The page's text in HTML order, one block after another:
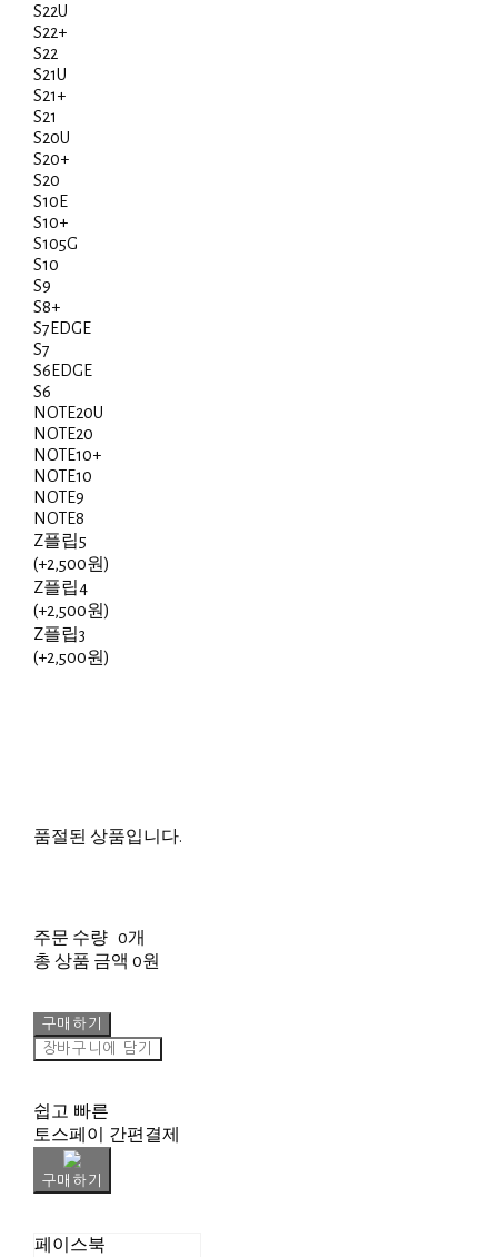
S22U
S22+
S22
S21U
S21+
S21
S20U
S20+
S20
S10E
S10+
S105G
S10
S9
S8+
S7EDGE
S7
S6EDGE
S6
NOTE20U
NOTE20
NOTE10+
NOTE10
NOTE9
NOTE8
Z플립5
(+2,500원)
Z플립4
(+2,500원)
Z플립3
(+2,500원)
품절된 상품입니다.
주문 수량 0개
총 상품 금액 0원
구매하기
장바구니에 담기
쉽고 빠른
토스페이 간편결제
구매하기
페이스북